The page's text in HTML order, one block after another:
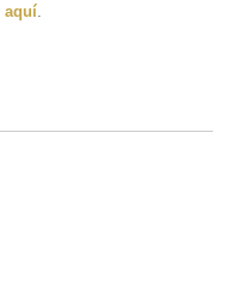
aquí